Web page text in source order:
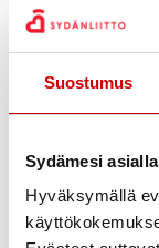
Suostumus
Sydämesi
Hyväksymällä
Muu